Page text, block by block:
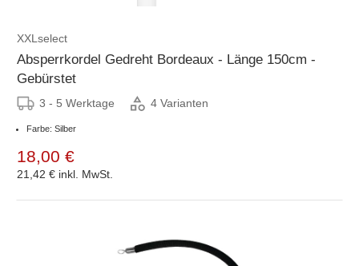
XXLselect
Absperrkordel Gedreht Bordeaux - Länge 150cm -
Gebürstet
3 - 5 Werktage 4 Varianten
Farbe: Silber
18,00 €
21,42 € inkl. MwSt.